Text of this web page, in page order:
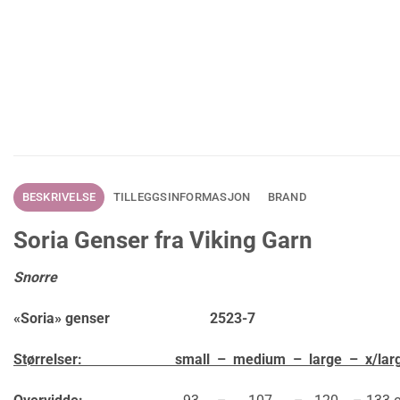
BESKRIVELSE TILLEGGSINFORMASJON BRAND
Soria Genser fra Viking Garn
Snorre
«Soria» genser 2523-7
Størrelser: small – medium – large – x/